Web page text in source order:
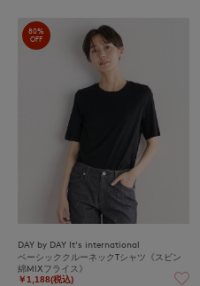
80%
OFF
DAY by DAY It's international
ベーシッククルーネックTシャツ《スビン
綿MIXフライス》
￥1,188(税込)